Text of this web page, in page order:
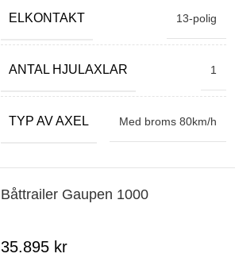
ELKONTAKT 13-polig
ANTAL HJULAXLAR 1
TYP AV AXEL Med broms 80km/h
Båttrailer Gaupen 1000
35.895 kr